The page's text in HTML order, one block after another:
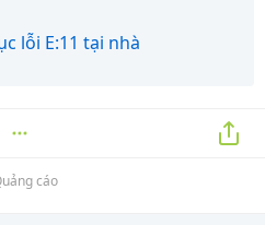
lỗi E:11 tại nhà
cáo